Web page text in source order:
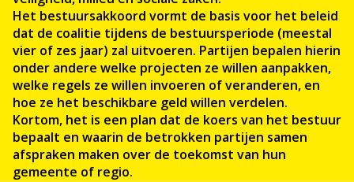
Het bestuursakkoord vormt de basis voor het beleid
dat de coalitie tijdens de bestuursperiode (meestal
vier of zes jaar) zal uitvoeren. Partijen bepalen hierin
onder andere welke projecten ze willen aanpakken,
welke regels ze willen invoeren of veranderen, en
hoe ze het beschikbare geld willen verdelen.
Kortom, het is een plan dat de koers van het bestuur
bepaalt en waarin de betrokken partijen samen
afspraken maken over de toekomst van hun
gemeente of regio.